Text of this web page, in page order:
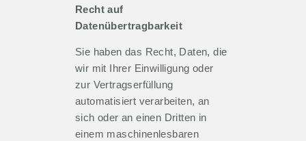
Recht auf
Datenübertragbarkeit
Sie haben das Recht, Daten, die
wir mit Ihrer Einwilligung oder
zur Vertragserfüllung
automatisiert verarbeiten, an
sich oder an einen Dritten in
einem maschinenlesbaren